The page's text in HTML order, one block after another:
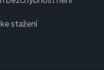
stažení